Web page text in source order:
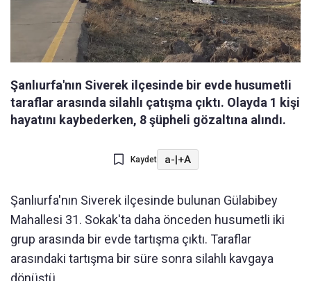
Şanlıurfa'nın Siverek ilçesinde bir evde husumetli
taraflar arasında silahlı çatışma çıktı. Olayda 1 kişi
hayatını kaybederken, 8 şüpheli gözaltına alındı.
Kaydet a-|+A
Şanlıurfa'nın Siverek ilçesinde bulunan Gülabibey
Mahallesi 31. Sokak'ta daha önceden husumetli iki
grup arasında bir evde tartışma çıktı. Taraflar
arasındaki tartışma bir süre sonra silahlı kavgaya
dönüştü.